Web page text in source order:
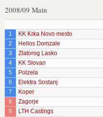
2008/09 Main
1
KK Krka Novo mesto
2
Helios Domzale
3
Zlatorog Lasko
4
KK Slovan
5
Polzela
6
Elektra Sostanj
7
Koper
8
Zagorje
9
LTH Castings